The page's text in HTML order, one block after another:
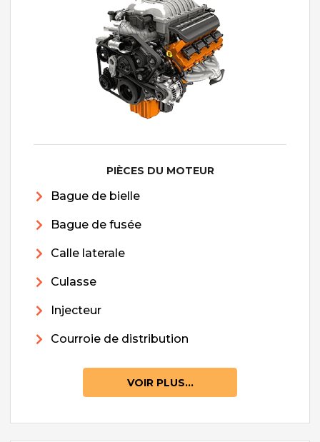
PIÈCES DU MOTEUR
Bague de bielle
Bague de fusée
Calle laterale
Culasse
Injecteur
Courroie de distribution
VOIR PLUS...